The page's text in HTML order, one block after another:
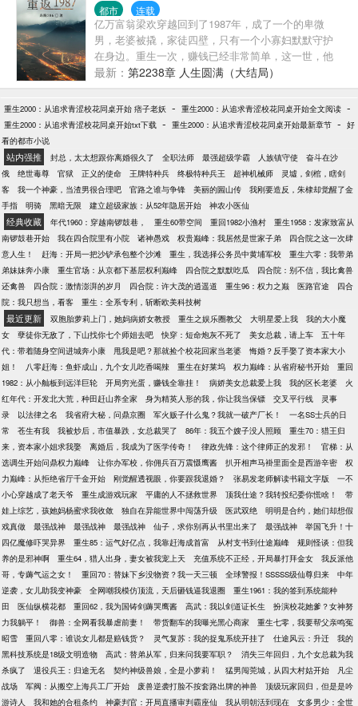
都市 连载
亿万富翁梁欢穿越回到了1987年，成了一个的卑微
男，老婆被撬，家徒四壁，只有一个小寡妇默默守护
在身边。重生一次，赚钱已经非常简单，这一世，他
将未来紧紧握在手中。
最新： 第2238章 人生圆满（大结局）
重生2000：从追求青涩校花同桌开始 痞子老妖 - 重生2000：从追求青涩校花同桌开始全文阅读 -
重生2000：从追求青涩校花同桌开始txt下载 - 重生2000：从追求青涩校花同桌开始最新章节 - 好
看的都市小说
站内强推 封总，太太想跟你离婚很久了 全职法师 最强超级学霸 人族镇守使
奋斗在沙
俄
绝世毒尊 官狱 正义的使命 王牌特种兵 终极特种兵王 超神机械师
灵墟，剑棺，瞎剑
客
我一个神豪，当渣男很合理吧 官路之谁与争锋 美丽的圌山传
我刚要造反，朱棣却觉醒了金
手指
明骑 黑暗无限 建立超级家族：从52年隐居开始 神农小医仙
经典收藏 年代1960：穿越南锣鼓巷， 重生60带空间 重回1982小渔村
重生1958：发家致富从
南锣鼓巷开始
我在四合院里有小院 诸神愚戏 权贵巅峰：我居然是世家子弟
四合院之这一次肆
意人生！
赶海：开局一把沙铲承包整个沙滩 重生，我选择公务员中黄埔军校
重生六零：我带弟
弟妹妹奔小康
重生官场：从京都下基层权利巅峰 四合院之默默吃瓜
四合院：别不信，我比禽兽
还禽兽
四合院：激情澎湃的岁月 四合院：许大茂的逍遥道 重生96：权力之巅 医路官途
四合
院：我只想当，看客
重生：全系专利，斩断欧美科技树
最近更新 双胞胎萝莉上门，她妈病娇女教授 重生之娱乐圈教父 大明星爱上我
我的大小魔
女
孽徒你无敌了，下山找你七个师姐去吧 快穿：短命炮灰不死了 美女总裁，请上车
五十年
代：带着随身空间进城奔小康
甩我是吧？那就捡个校花回家当老婆
悔婚？反手娶了资本家大小
姐！
八零赶海：鱼虾成山，九个女儿吃香喝辣 重生在好莱坞 权力巅峰：从省府秘书开始
重回
1982：从小舢板到远洋巨轮
开局穷光蛋，赚钱全靠挂！ 病娇美女总裁爱上我 我的区长老婆
火
红年代：开发北大荒，种田赶山养全家
身为精英人形的我，你让我当保镖 交叉平行线
灵事
录
以法律之名 我省府大秘，问鼎京圈 军火贩子什么鬼？我就一破产厂长！
一名SS士兵的日
常
苍生有我 我被炒后，市值暴跌，女总裁哭了 86年：我五个嫂子没人照顾
重生70：猎王归
来，资本家小姐求我娶
离婚后，我成为了医学传奇！ 律政先锋：这个律师正的发邪！
官梯：从
选调生开始问鼎权力巅峰
让你办军校，你佣兵百万震慑鹰酱 扒开相声马褂里面全是西游辛密
权
力巅峰：从拒绝省厅千金开始
刚觉醒透视眼，你要跟我退婚？ 张易发老师解读书籍文字版
一不
小心穿越成了老天爷
重生成游戏玩家 平庸的人不拯救世界 顶我仕途？我转投纪委你慌啥！
带
娃上综艺，孩她妈杨蜜求我收敛
独自在异能世界中闯荡升级 医武双绝
明明是合约，她们却想假
戏真做
最强战神 最强战神 最强战神 仙子，求你别再从书里出来了 最强战神
举国飞升！十
四亿魔修吓哭异界
重生85：运气好亿点，我靠赶海成首富 从村支书到仕途巅峰
规则怪谈：但我
养的是邪神啊
重生64，猎人出身，妻女被我宠上天 充值系统不正经，开局暴打拜金女
我反派他
哥，专薅气运之女！
重回70：替妹下乡没物资？我一天三顿 全球警报！SSSSS级仙尊归来
中年
逆袭，女儿助我变神豪
全网嘲我模仿顶流，天后砸钱逼我退圈
重生1961：我的签到系统能种
田
医仙纵横花都 重回62，我为国铸剑薅哭鹰酱 高武：我以剑道证长生
扮演校花她爹？女神努
力我躺平！
御兽：全网看我暴虐前妻！ 带货翻车的我曝光黑心商家
重生七零，我要帮父亲鸣冤
昭雪
重回八零：谁说女儿都是赔钱货？ 灵气复苏：我的捉鬼系统开挂了 仕途风云：升迁
我的
黑科技系统是18级文明造物
高武：替弟从军，归来问我要军职？
消失三年回归，九个女总裁为我
杀疯了
退役兵王：归途无名 契约神级兽娘，全是小萝莉！ 猛男闯莞城，从四大村姑开始
凡尘
战场
军阀：从搬空上海兵工厂开始 废兽逆袭打脸不按套路出牌的神兽
顶级玩家回归，但是是吟
游诗人
我和她的合租条约 神豪判官：开局直播审判霸座仙 我从明朝活到现在 女多男少：全世